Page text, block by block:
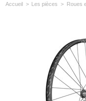
Accueil Les pièces Roues